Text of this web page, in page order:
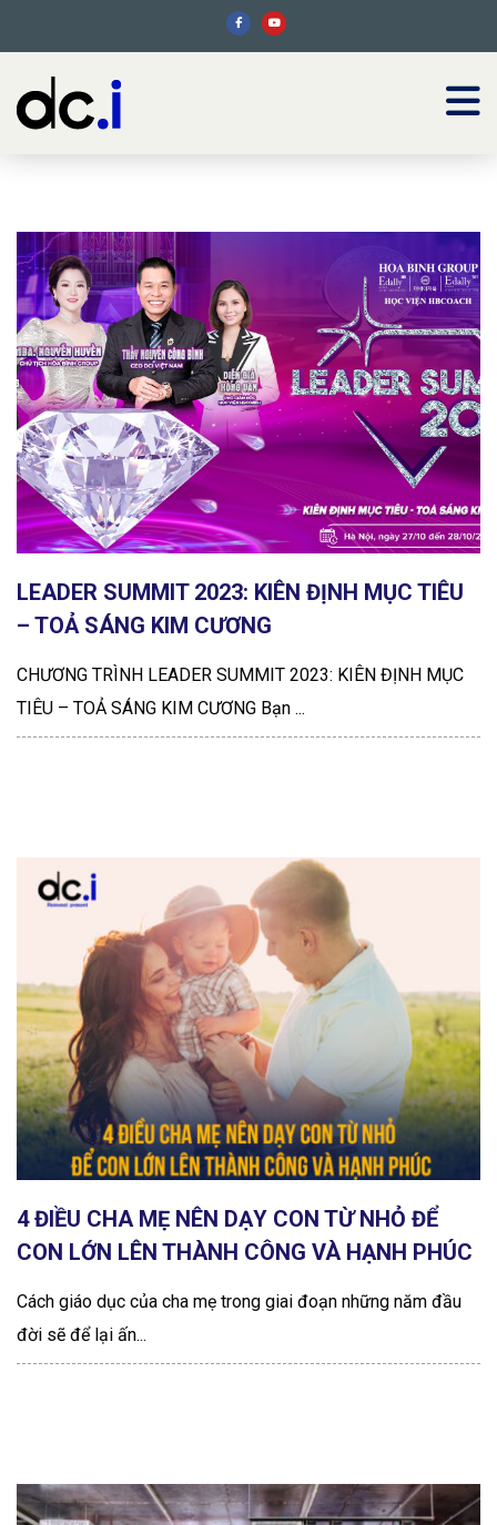
LEADER SUMMIT 2023: KIÊN ĐỊNH MỤC TIÊU
– TOẢ SÁNG KIM CƯƠNG
CHƯƠNG TRÌNH LEADER SUMMIT 2023: KIÊN ĐỊNH MỤC
TIÊU – TOẢ SÁNG KIM CƯƠNG Bạn ...
4 ĐIỀU CHA MẸ NÊN DẠY CON TỪ NHỎ ĐỂ
CON LỚN LÊN THÀNH CÔNG VÀ HẠNH PHÚC
Cách giáo dục của cha mẹ trong giai đoạn những năm đầu
đời sẽ để lại ấn...